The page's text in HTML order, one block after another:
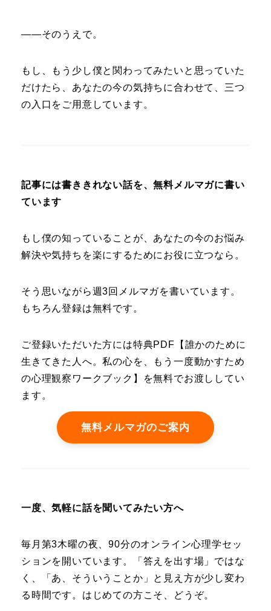
――そのうえで。
もし、もう少し僕と関わってみたいと思っていた
だけたら、あなたの今の気持ちに合わせて、三つ
の入口をご用意しています。
記事には書ききれない話を、無料メルマガに書い
ています
もし僕の知っていることが、あなたの今のお悩み
解決や気持ちを楽にするためにお役に立つなら。
そう思いながら週3回メルマガを書いています。
もちろん登録は無料です。
ご登録いただいた方には特典PDF【誰かのために
生きてきた人へ。私の心を、もう一度動かすため
の心理観察ワークブック】を無料でお渡ししてい
ます。
無料メルマガのご案内
一度、気軽に話を聞いてみたい方へ
毎月第3木曜の夜、90分のオンライン心理学セッ
ションを開いています。「答えを出す場」ではな
く、「あ、そういうことか」と見え方が少し変わ
る時間です。はじめての方こそ、どうぞ。